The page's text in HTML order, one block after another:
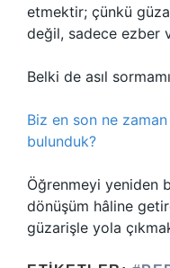
etmektir; çünkü
değil, sadece ezber
Belki de asıl
Biz en son ne
bulunduk?
Öğrenmeyi yeniden
dönüşüm hâline
güzarişle yola